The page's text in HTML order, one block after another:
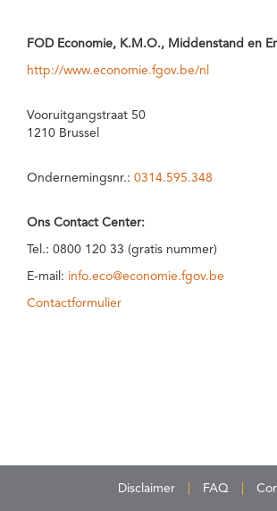
FOD Economie, K.M.O., Middenstand en
http://www.economie.fgov.be/nl
Vooruitgangstraat 50
1210 Brussel
Ondernemingsnr.: 0314.595.348
Ons Contact Center:
Tel.: 0800 120 33 (gratis nummer)
E-mail: info.eco@economie.fgov.be
Contactformulier
Disclaimer FAQ